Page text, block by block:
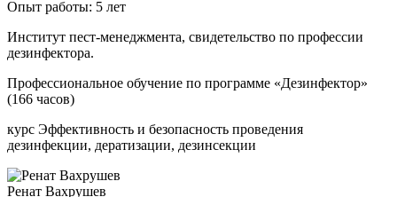
Опыт работы: 5 лет
Институт пест-менеджмента, свидетельство по профессии
дезинфектора.
Профессиональное обучение по программе «Дезинфектор»
(166 часов)
курс Эффективность и безопасность проведения
дезинфекции, дератизации, дезинсекции
Ренат Вахрушев